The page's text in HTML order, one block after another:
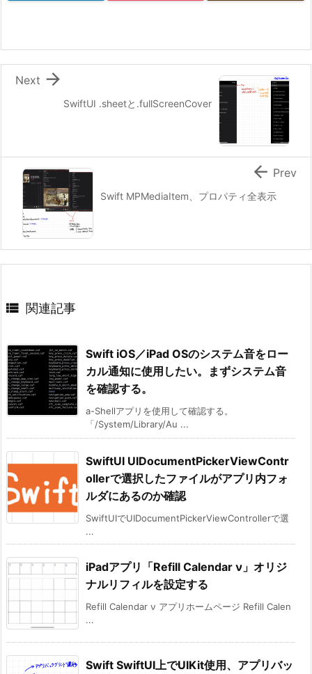
SwiftUI .sheetと.fullScreenCover

Next
Swift MPMediaItem、プロパティ全表示
 Prev
 関連記事
Swift iOS／iPad OSのシステム音をロー
カル通知に使用したい。まずシステム音
を確認する。
a-Shellアプリを使用して確認する。
「/System/Library/Au ...
SwiftUI UIDocumentPickerViewContr
ollerで選択したファイルがアプリ内フォ
ルダにあるのか確認
SwiftUIでUIDocumentPickerViewControllerで選
...
iPadアプリ「Refill Calendar ν」オリジ
ナルリフィルを設定する
Refill Calendar ν アプリホームページ Refill Calen
...
Swift SwiftUI上でUIKit使用、アプリバッ